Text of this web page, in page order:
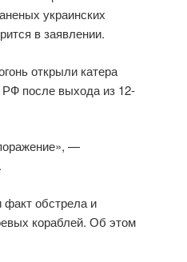
украинских
в заявлении.
открыли катера
после выхода из 12-
—
обстрела и
кораблей. Об этом